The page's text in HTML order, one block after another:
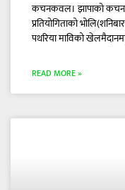
कचनकवल। झापाको
प्रतियोगिताको
पथरिया माविको
READ MORE »